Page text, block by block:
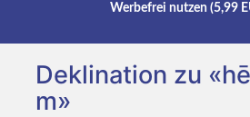
Werbefrei nutzen (5,99
Deklination zu
m»